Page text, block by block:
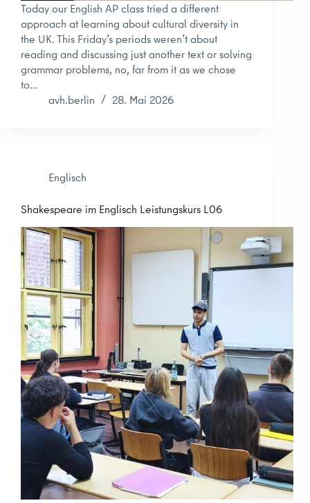
Today our English AP class tried a different
approach at learning about cultural diversity in
the UK. This Friday’s periods weren’t about
reading and discussing just another text or solving
grammar problems, no, far from it as we chose
to…
avh.berlin
28. Mai 2026
Englisch
Shakespeare im Englisch Leistungskurs L06